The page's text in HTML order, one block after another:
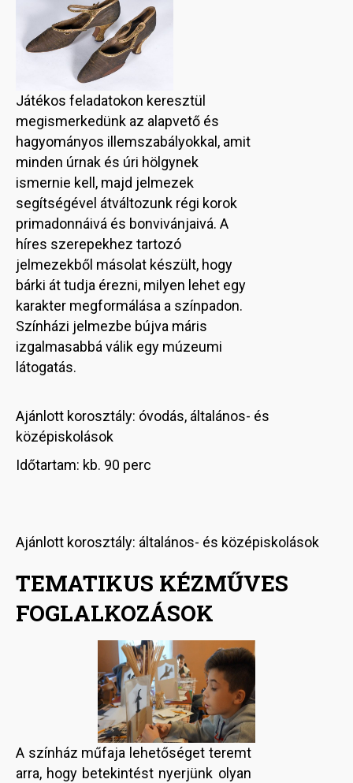
Játékos feladatokon keresztül
megismerkedünk az alapvető és
hagyományos illemszabályokkal, amit
minden úrnak és úri hölgynek
ismernie kell, majd jelmezek
segítségével átváltozunk régi korok
primadonnáivá és bonvivánjaivá. A
híres szerepekhez tartozó
jelmezekből másolat készült, hogy
bárki át tudja érezni, milyen lehet egy
karakter megformálása a színpadon.
Színházi jelmezbe bújva máris
izgalmasabbá válik egy múzeumi
látogatás.
Ajánlott korosztály: óvodás, általános- és
középiskolások
Időtartam: kb. 90 perc
Ajánlott korosztály: általános- és középiskolások
TEMATIKUS KÉZMŰVES
FOGLALKOZÁSOK
A színház műfaja lehetőséget teremt
arra, hogy betekintést nyerjünk olyan